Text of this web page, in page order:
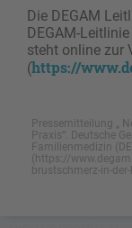
Die DEGAM
DEGAM-
steht online zur
(https://
Pressemitteilung „
Praxis“. Deutsche
Familienmedizin
(https://
brustschmerz-in-